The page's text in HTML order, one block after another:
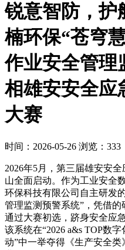
锐意智防，护
楠环保“苍穹
作业安全管理
相雄安安全应
大赛
时间：2026-05-26 浏览：333
2026年5月，第三届雄安安
山全面启动。作为工业安全
环保科技有限公司自主研发
管理监测预警系统”，凭借
通过大赛初选，跻身安全应
该系统在“2026 a&s TOP数
动”中一举夺得《生产安全